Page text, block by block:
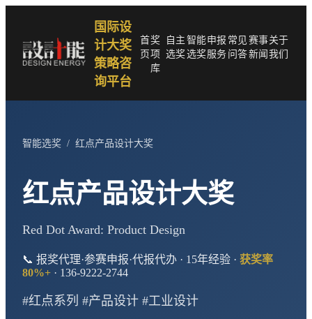
国际设
计大奖
策略咨
询平台
首
页
奖
项
库
自主
选奖
智能
选奖
申报
服务
常见
问答
赛事
新闻
关于
我们
智能选奖 / 红点产品设计大奖
红点产品设计大奖
Red Dot Award: Product Design
📞 报奖代理·参赛申报·代报代办 · 15年经验 · 获奖率
80%+ · 136-9222-2744
#红点系列 #产品设计 #工业设计